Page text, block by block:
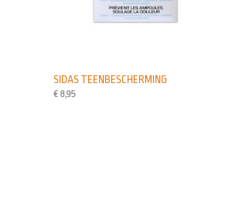
SIDAS TEENBESCHERMING
€ 8,95